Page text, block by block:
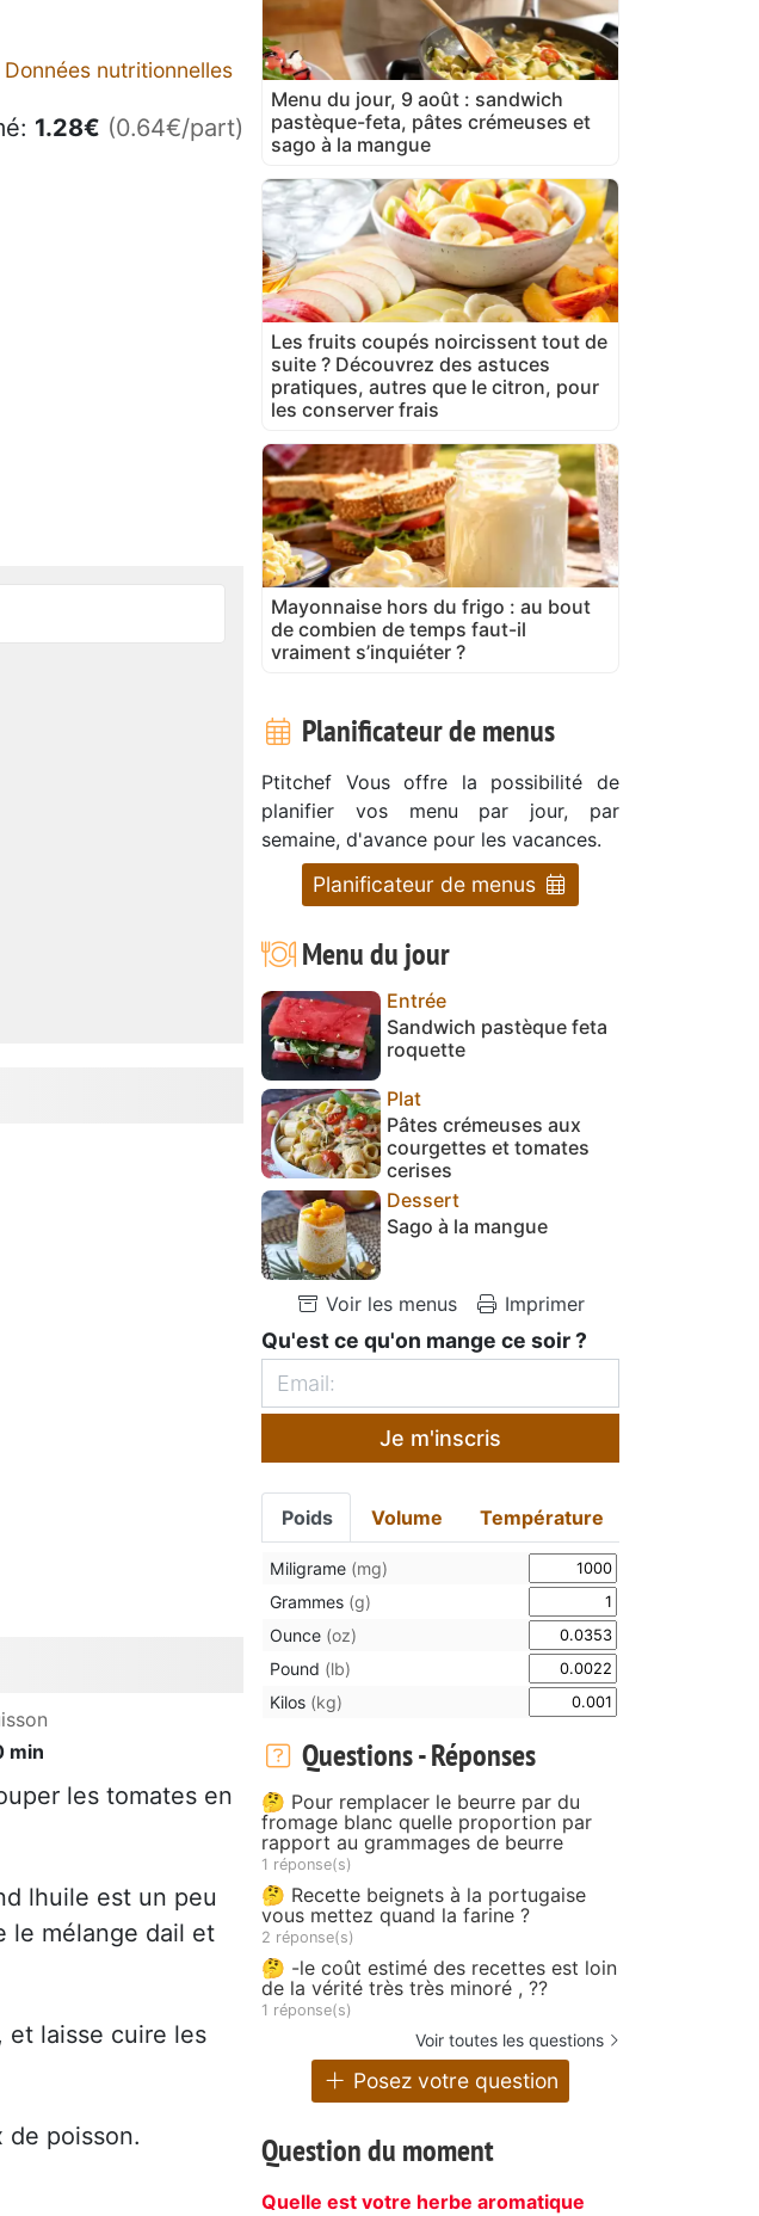
Données nutritionnelles
1.28€ (0.64€/part)
min
les tomates en
lhuile est un peu
mélange dail et
et laisse cuire les
de poisson.
Menu du jour, 9 août : sandwich
pastèque-feta, pâtes crémeuses et
sago à la mangue
Les fruits coupés noircissent tout de
suite ? Découvrez des astuces
pratiques, autres que le citron, pour
les conserver frais
Mayonnaise hors du frigo : au bout
de combien de temps faut-il
vraiment s’inquiéter ?
Planificateur de menus
Ptitchef Vous offre la possibilité de
planifier vos menu par jour, par
semaine, d'avance pour les vacances.
Planificateur de menus
Menu du jour
Entrée
Sandwich pastèque feta
roquette
Plat
Pâtes crémeuses aux
courgettes et tomates
cerises
Dessert
Sago à la mangue
Voir les menus Imprimer
Qu'est ce qu'on mange ce soir ?
Je m'inscris
Poids Volume Température
Miligrame (mg)
Grammes (g)
Ounce (oz)
Pound (lb)
Kilos (kg)
Questions - Réponses
🤔 Pour remplacer le beurre par du
fromage blanc quelle proportion par
rapport au grammages de beurre
1 réponse(s)
🤔 Recette beignets à la portugaise
vous mettez quand la farine ?
2 réponse(s)
🤔 -le coût estimé des recettes est loin
de la vérité très très minoré , ??
1 réponse(s)
Voir toutes les questions
Posez votre question
Question du moment
Quelle est votre herbe aromatique